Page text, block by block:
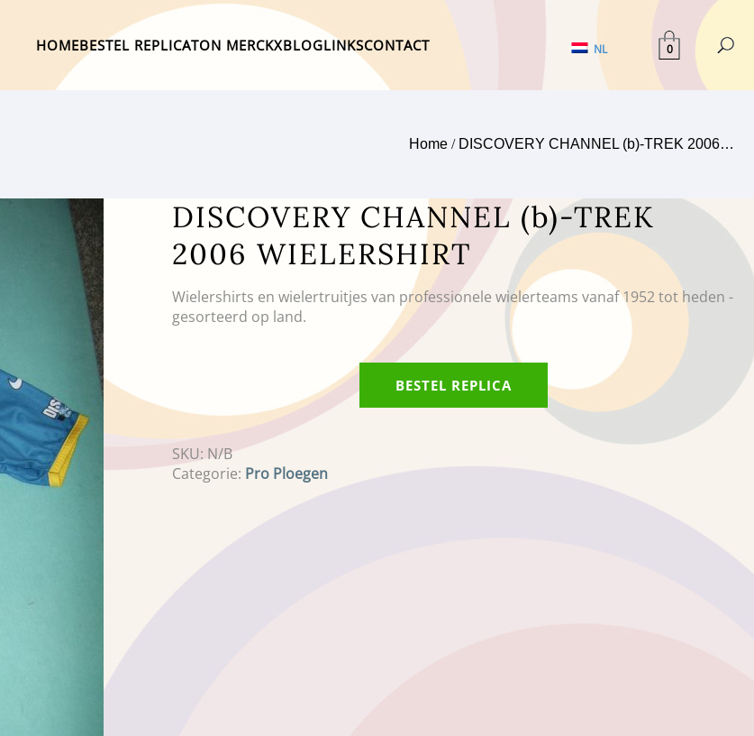
HOMEBESTEL REPLICATON MERCKXBLOGLINKSCONTACT NL 0
Home / DISCOVERY CHANNEL (b)-TREK 2006…
DISCOVERY CHANNEL (b)-TREK
2006 WIELERSHIRT
Wielershirts en wielertruitjes van professionele wielerteams vanaf 1952 tot heden -
gesorteerd op land.
BESTEL REPLICA
SKU: N/B
Categorie: Pro Ploegen